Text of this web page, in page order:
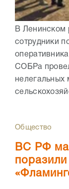
В Ленинском
сотрудники
СОБРа
нелегальных
Общество
ВС РФ